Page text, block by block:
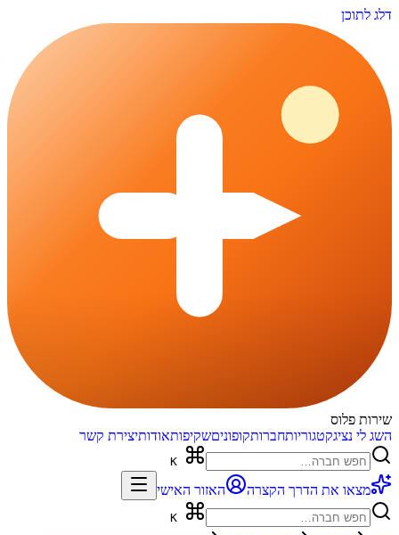
דלג לתוכן
שירות פלוס
השג לי נציגקטגוריותחברותקופוניםשקיפותאודותיצירת קשר
מצאו את הדרך הקצרה האזור האישי